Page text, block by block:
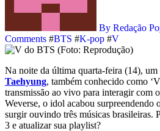
By Redação
Comments #BTS #K-pop #V
Na noite da última quarta-feira (14),
Taehyung, também conhecido como
transmissão ao vivo para interagir com
Weverse, o idol acabou
surgir ouvindo três músicas brasileiras.
3 e atualizar sua playlist?